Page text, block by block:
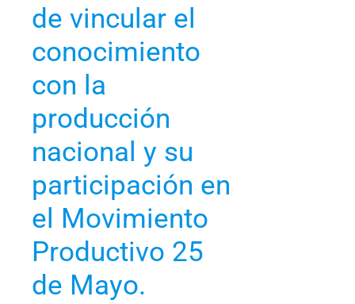
de vincular el
conocimiento
con la
producción
nacional y su
participación en
el Movimiento
Productivo 25
de Mayo.